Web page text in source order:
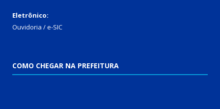
Eletrônico:
Ouvidoria /e-SIC
COMO CHEGAR NA PREFEITURA